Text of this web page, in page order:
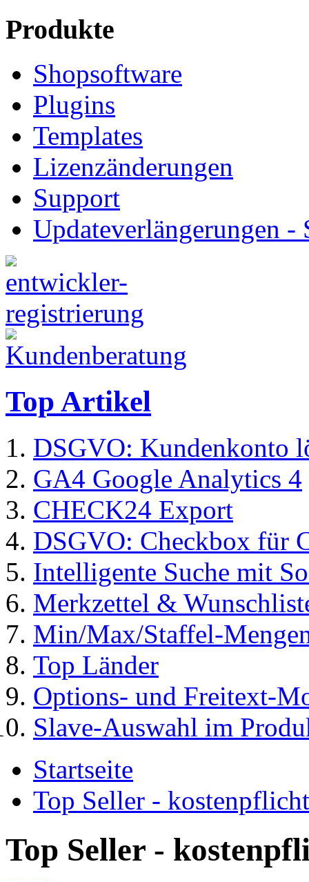
Produkte
Shopsoftware
Plugins
Templates
Lizenzänderungen
Support
Updateverlängerungen -
Top Artikel
DSGVO: Kundenkonto
GA4 Google Analytics 4
CHECK24 Export
DSGVO: Checkbox für
Intelligente Suche mit
Merkzettel &
Min/Max/Staffel-
Top Länder
Options- und Freitext-
Slave-Auswahl im
Startseite
Top Seller -
Top Seller -